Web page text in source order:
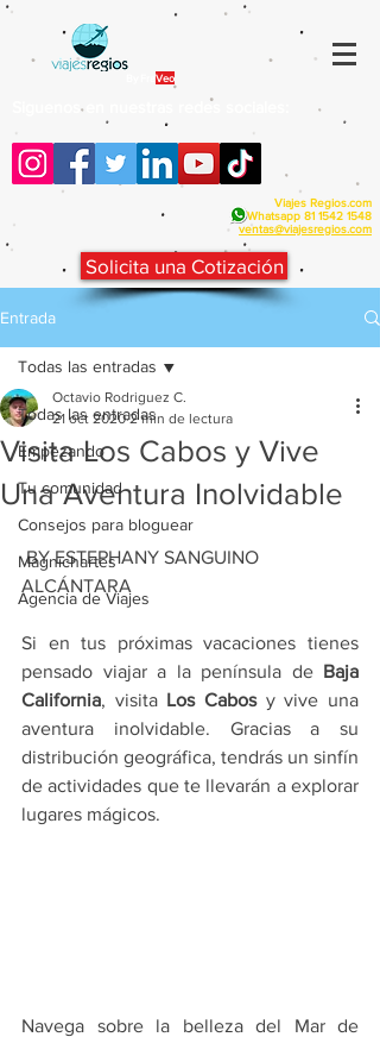
Veo
Siguenos en nuestras redes sociales:
Viajes Regios.com
Whatsapp 81 1542 1548
ventas@viajesregios.com
Solicita una Cotización
Entrada
Todas las entradas
Empezando
Tu comunidad
Consejos para bloguear
Magnichartes
Agencia de Viajes
Todas las entradas
Visita Los Cabos y Vive
Una Aventura Inolvidable
Octavio Rodriguez C.
21 oct 2020 2 min de lectura
BY ESTEPHANY SANGUINO
ALCÁNTARA
Si en tus próximas vacaciones tienes
pensado viajar a la península de Baja
California, visita Los Cabos y vive una
aventura inolvidable. Gracias a su
distribución geográfica, tendrás un sinfín
de actividades que te llevarán a explorar
lugares mágicos.
Navega sobre la belleza del Mar de